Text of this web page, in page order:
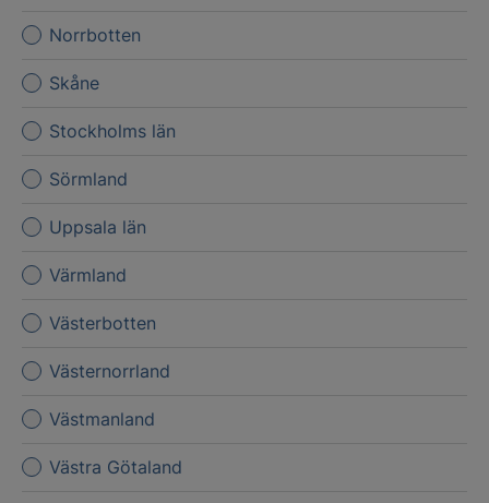
Norrbotten
Skåne
Stockholms län
Sörmland
Uppsala län
Värmland
Västerbotten
Västernorrland
Västmanland
Västra Götaland